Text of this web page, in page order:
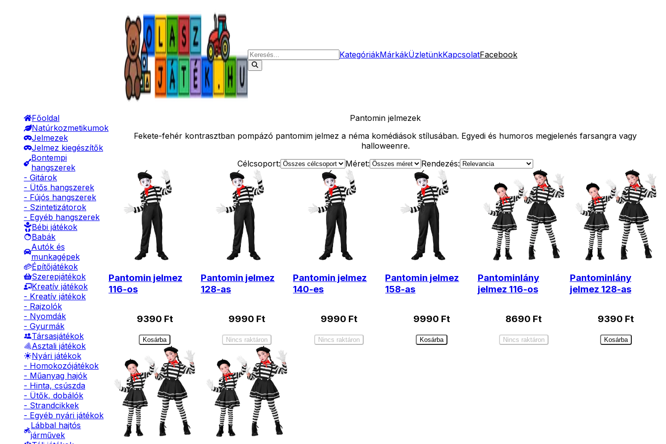
KategóriákMárkákÜzletünkKapcsolatFacebook
Főoldal
Natúrkozmetikumok
Jelmezek
Jelmez kiegészítők
Bontempi
hangszerek
- Gitárok
- Ütős hangszerek
- Fújós hangszerek
- Szintetizátorok
- Egyéb hangszerek
Bébi játékok
Babák
Autók és
munkagépek
Építőjátékok
Szerepjátékok
Kreatív játékok
- Kreatív játékok
- Rajzolók
- Nyomdák
- Gyurmák
Társasjátékok
Asztali játékok
Nyári játékok
- Homokozójátékok
- Műanyag hajók
- Hinta, csúszda
- Ütők, dobálók
- Strandcikkek
- Egyéb nyári játékok
Lábbal hajtós
járművek
Pantomin jelmezek
Fekete-fehér kontrasztban pompázó pantomim jelmez a néma komédiások stílusában. Egyedi és humoros megjelenés farsangra vagy
halloweenre.
Célcsoport:
Méret: Rendezés:
Pantomin jelmez
116-os
9390 Ft
Kosárba
Pantomin jelmez
128-as
9990 Ft
Nincs raktáron
Pantomin jelmez
140-es
9990 Ft
Nincs raktáron
Pantomin jelmez
158-as
9990 Ft
Kosárba
Pantominlány
jelmez 116-os
8690 Ft
Nincs raktáron
Pantominlány
jelmez 128-as
9390 Ft
Kosárba